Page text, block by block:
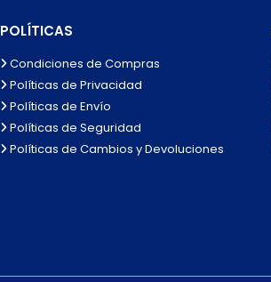
POLÍTICAS
Condiciones de Compras
Políticas de Privacidad
Políticas de Envío
Políticas de Seguridad
Políticas de Cambios y Devoluciones